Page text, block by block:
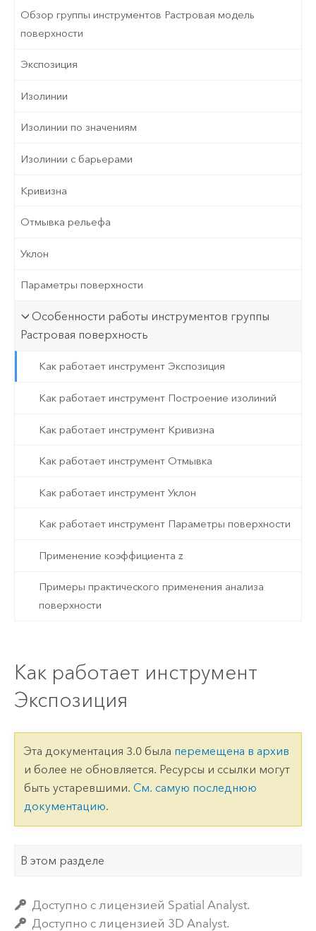
Обзор группы инструментов Растровая модель
поверхности
Экспозиция
Изолинии
Изолинии по значениям
Изолинии с барьерами
Кривизна
Отмывка рельефа
Уклон
Параметры поверхности
Особенности работы инструментов группы
Растровая поверхность
Как работает инструмент Экспозиция
Как работает инструмент Построение изолиний
Как работает инструмент Кривизна
Как работает инструмент Отмывка
Как работает инструмент Уклон
Как работает инструмент Параметры поверхности
Применение коэффициента z
Примеры практического применения анализа
поверхности
Как работает инструмент
Экспозиция
Эта документация 3.0 была перемещена в архив
и более не обновляется. Ресурсы и ссылки могут
быть устаревшими. См. самую последнюю
документацию.
В этом разделе
Доступно с лицензией Spatial Analyst.
Доступно с лицензией 3D Analyst.